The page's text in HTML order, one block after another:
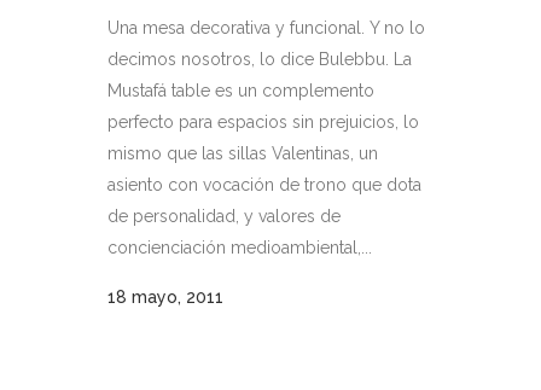
Una mesa decorativa y funcional. Y no lo
decimos nosotros, lo dice Bulebbu. La
Mustafá table es un complemento
perfecto para espacios sin prejuicios, lo
mismo que las sillas Valentinas, un
asiento con vocación de trono que dota
de personalidad, y valores de
concienciación medioambiental,...
18 mayo, 2011